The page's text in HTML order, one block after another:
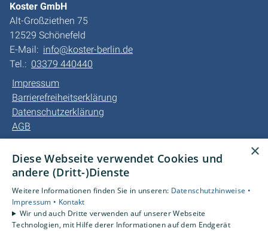
Koster GmbH
Alt-Großziethen 75
12529 Schönefeld
E-Mail: info@koster-berlin.de
Tel.: 03379 440440
Impressum
Barrierefreiheitserklärung
Datenschutzerklärung
AGB
Unsere Bereiche
Privatkunden
Kundendienst
Karriere
Unternehmen
×
Diese Webseite verwendet Cookies und
andere (Dritt-)Dienste
Weitere Informationen finden Sie in unseren: Datenschutzhinweise •
Impressum • Kontakt
Wir und auch Dritte verwenden auf unserer Webseite
Technologien, mit Hilfe derer Informationen auf dem Endgerät